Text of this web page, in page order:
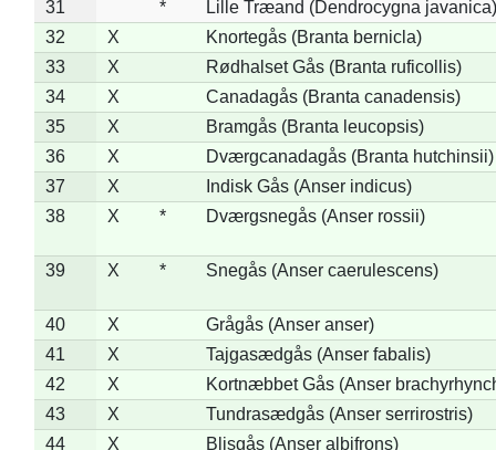
31
*
Lille Træand (Dendrocygna javanica)
32
X
Knortegås (Branta bernicla)
33
X
Rødhalset Gås (Branta ruficollis)
34
X
Canadagås (Branta canadensis)
35
X
Bramgås (Branta leucopsis)
36
X
Dværgcanadagås (Branta hutchinsii)
37
X
Indisk Gås (Anser indicus)
38
X * Dværgsnegås (Anser rossii)
39 X * Snegås (Anser caerulescens)
40 X
Grågås (Anser anser)
41
X
Tajgasædgås (Anser fabalis)
42
X
Kortnæbbet Gås (Anser
43
X
Tundrasædgås (Anser serrirostris)
44
X
Blisgås (Anser albifrons)